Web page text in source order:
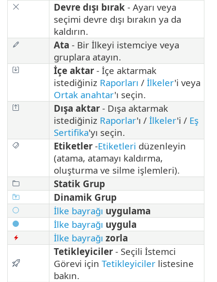
Devre dışı bırak - Ayarı veya
seçimi devre dışı bırakın ya da
kaldırın.
Ata - Bir İlkeyi istemciye veya
gruplara atayın.
İçe aktar - İçe aktarmak
istediğiniz Raporları / İlkeler'i veya
Ortak anahtar'ı seçin.
Dışa aktar - Dışa aktarmak
istediğiniz Raporlar'ı / İlkeler'i / Eş
Sertifika'yı seçin.
Etiketler -Etiketleri düzenleyin
(atama, atamayı kaldırma,
oluşturma ve silme işlemleri).
Statik Grup
Dinamik Grup
İlke bayrağı uygulama
İlke bayrağı uygula
İlke bayrağı zorla
Tetikleyiciler - Seçili İstemci
Görevi için Tetikleyiciler listesine
bakın.